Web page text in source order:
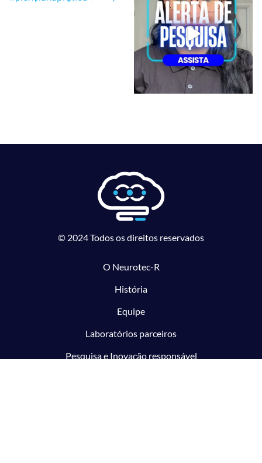
© 2024 Todos os direitos reservados
O Neurotec-R
História
Equipe
Laboratórios parceiros
Pesquisa e Inovação responsável